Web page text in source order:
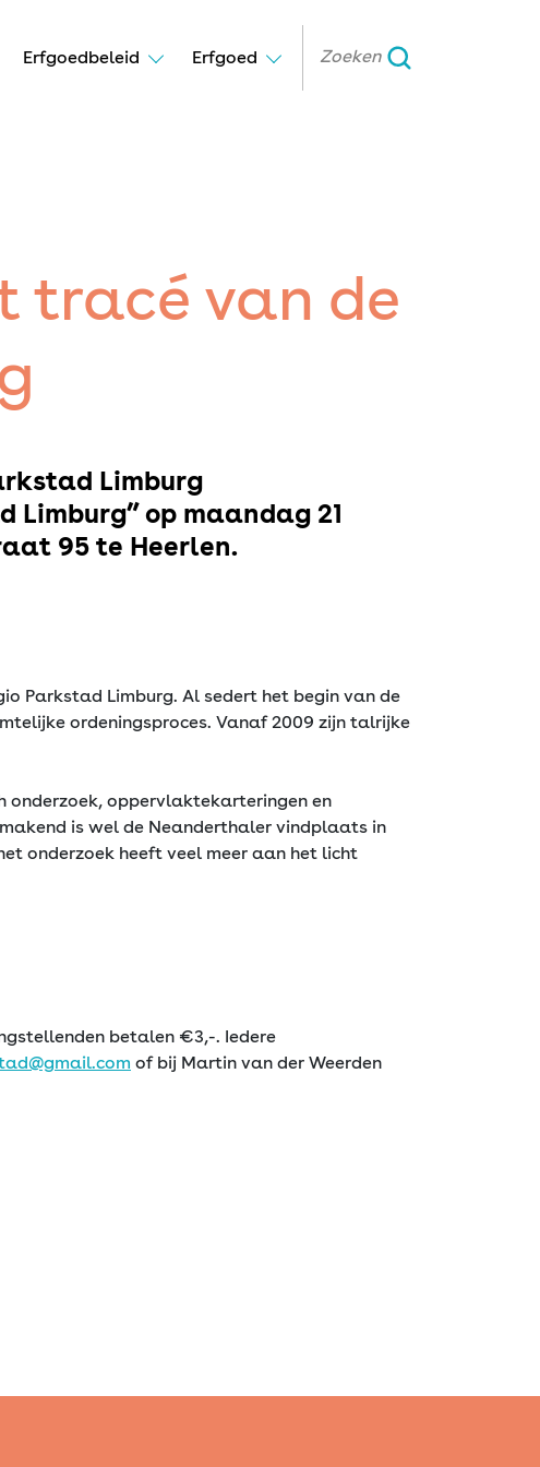
Erfgoedbeleid Erfgoed
tracé van de
Limburg
op maandag 21
95 te Heerlen.
Parkstad Limburg. Al sedert het begin van de
ordeningsproces. Vanaf 2009 zijn talrijke
onderzoek, oppervlaktekarteringen en
is wel de Neanderthaler vindplaats in
onderzoek heeft veel meer aan het licht
betalen €3,-. Iedere
of bij Martin van der Weerden